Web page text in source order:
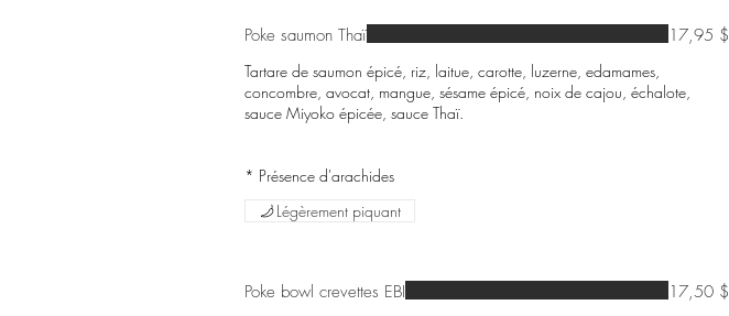
Poke saumon Thaï
Tartare de saumon épicé, riz, laitue, carotte, luzerne, edamames,
concombre, avocat, mangue, sésame épicé, noix de cajou, échalote,
sauce Miyoko épicée, sauce Thaï.
17,95 $
Légèrement piquant
Poke bowl crevettes EBI 17,50 $